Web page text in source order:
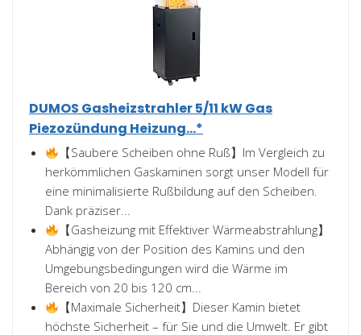
DUMOS Gasheizstrahler 5/11 kW Gas
Piezozündung Heizung...*
【Saubere Scheiben ohne Ruß】Im Vergleich zu
herkömmlichen Gaskaminen sorgt unser Modell für
eine minimalisierte Rußbildung auf den Scheiben.
Dank präziser...
【Gasheizung mit Effektiver Wärmeabstrahlung】
Abhängig von der Position des Kamins und den
Umgebungsbedingungen wird die Wärme im
Bereich von 20 bis 120 cm...
【Maximale Sicherheit】Dieser Kamin bietet
höchste Sicherheit – für Sie und die Umwelt. Er gibt